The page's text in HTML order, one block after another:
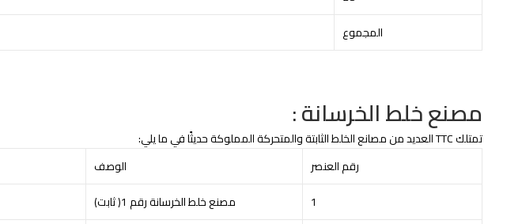
المجموع
مصنع خلط الخرسانة :
تمتلك TTC العديد من مصانع الخلط الثابتة والمتحركة المملوكة حديثًا في ما يلي:
رقم العنصر
الوصف
1
مصنع خلط الخرسانة رقم 1( ثابت)